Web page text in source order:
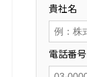
貴社名
電話番号